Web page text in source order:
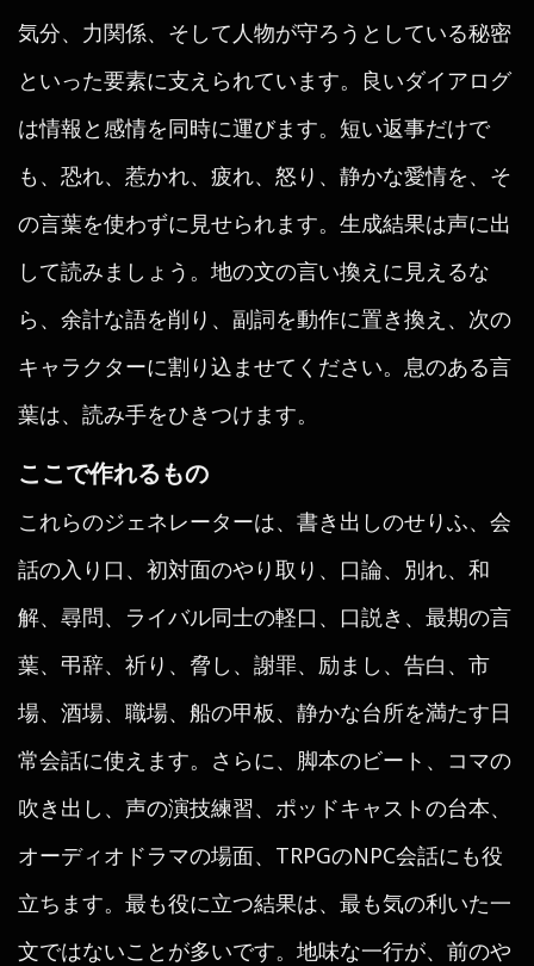
気分、力関係、そして人物が守ろうとしている秘密
といった要素に支えられています。良いダイアログ
は情報と感情を同時に運びます。短い返事だけで
も、恐れ、惹かれ、疲れ、怒り、静かな愛情を、そ
の言葉を使わずに見せられます。生成結果は声に出
して読みましょう。地の文の言い換えに見えるな
ら、余計な語を削り、副詞を動作に置き換え、次の
キャラクターに割り込ませてください。息のある言
葉は、読み手をひきつけます。
ここで作れるもの
これらのジェネレーターは、書き出しのせりふ、会
話の入り口、初対面のやり取り、口論、別れ、和
解、尋問、ライバル同士の軽口、口説き、最期の言
葉、弔辞、祈り、脅し、謝罪、励まし、告白、市
場、酒場、職場、船の甲板、静かな台所を満たす日
常会話に使えます。さらに、脚本のビート、コマの
吹き出し、声の演技練習、ポッドキャストの台本、
オーディオドラマの場面、TRPGのNPC会話にも役
立ちます。最も役に立つ結果は、最も気の利いた一
文ではないことが多いです。地味な一行が、前のや